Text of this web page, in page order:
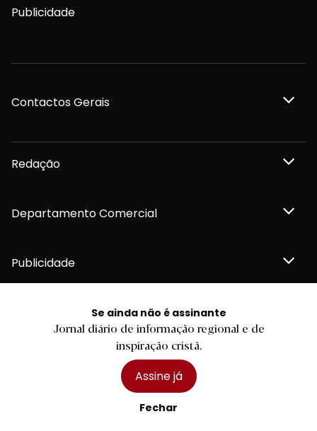
Se ainda não é assinante
Jornal diário de informação regional e de
inspiração cristã.
Assine já
Fechar
Publicidade
Contactos Gerais
Redação
Departamento Comercial
Publicidade
Privacidade e Cookies
Declaração de compromisso FSC®
Política de Confidencialidade
2026 Diário do Minho, Lda. © Todos os direitos reservados